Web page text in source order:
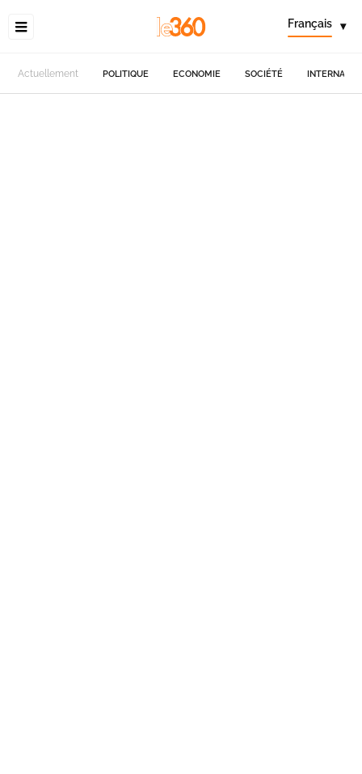
Français ▾
Actuellement POLITIQUE ECONOMIE SOCIÉTÉ